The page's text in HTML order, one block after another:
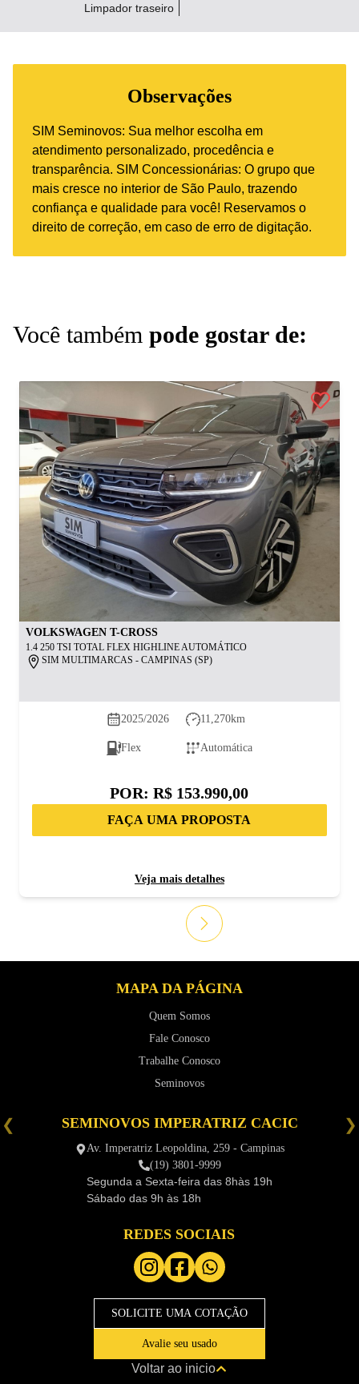
Limpador traseiro
Observações
SIM Seminovos: Sua melhor escolha em
atendimento personalizado, procedência e
transparência. SIM Concessionárias: O grupo que
mais cresce no interior de São Paulo, trazendo
confiança e qualidade para você! Reservamos o
direito de correção, em caso de erro de digitação.
Você também pode gostar de:
VOLKSWAGEN T-CROSS
1.4 250 TSI TOTAL FLEX HIGHLINE AUTOMÁTICO
SIM MULTIMARCAS - CAMPINAS (SP)
2025/2026 11,270km
Flex Automática
POR:R$ 153.990,00
FAÇA UMA PROPOSTA
Veja mais detalhes
MAPA DA PÁGINA
Quem Somos
Fale Conosco
Trabalhe Conosco
Seminovos
SEMINOVOS IMPERATRIZ CACIC
Av. Imperatriz Leopoldina, 259 - Campinas
(19) 3801-9999
Segunda a Sexta-feira das 8hàs 19h
Sábado das 9h às 18h
REDES SOCIAIS
SOLICITE UMA COTAÇÃO
Avalie seu usado
Voltar ao inicio